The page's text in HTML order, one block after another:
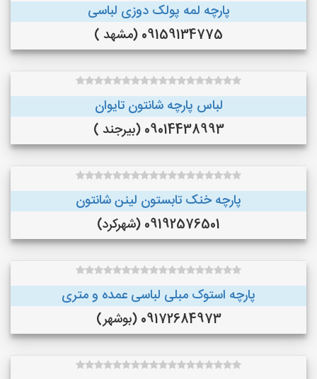
پارچه لمه پولک دوزی لباسی
09159134775 (مشهد )
لباس پارچه شانتون تایوان
09014438993 (بیرجند )
پارچه خنک تابستون لینن شانتون
09192576501 (شهرکرد)
پارچه استوک مبلی لباسی عمده و متری
09172684973 (بوشهر)